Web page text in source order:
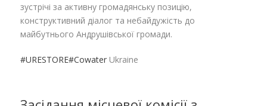
зустрічі за активну громадянську позицію,
конструктивний діалог та небайдужість до
майбутнього Андрушівської громади.
#URESTORE#Cowater Ukraine